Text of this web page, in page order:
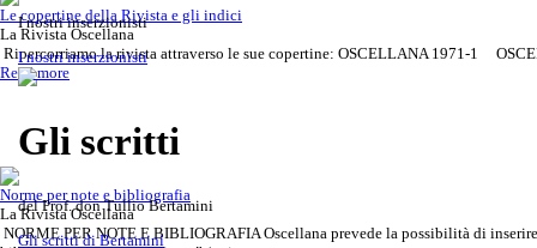
Rivista Oscellana
Gli scritti del Prof. don Tullio
Read more
I nostri inserzionisti
I nostri inserzionisti
Gli scritti
del Prof. don Tullio Bertamini
Gli scritti di Bertamini
Le copertine della Rivista e gli indici
La Rivista Oscellana
Ripercorriamo la rivista attraverso le sue copertine: OSCELLANA 1971-1
Read more
Norme per note e bibliografia
La Rivista Oscellana
NORME PER NOTE E BIBLIOGRAFIA Oscellana prevede la possibilità di